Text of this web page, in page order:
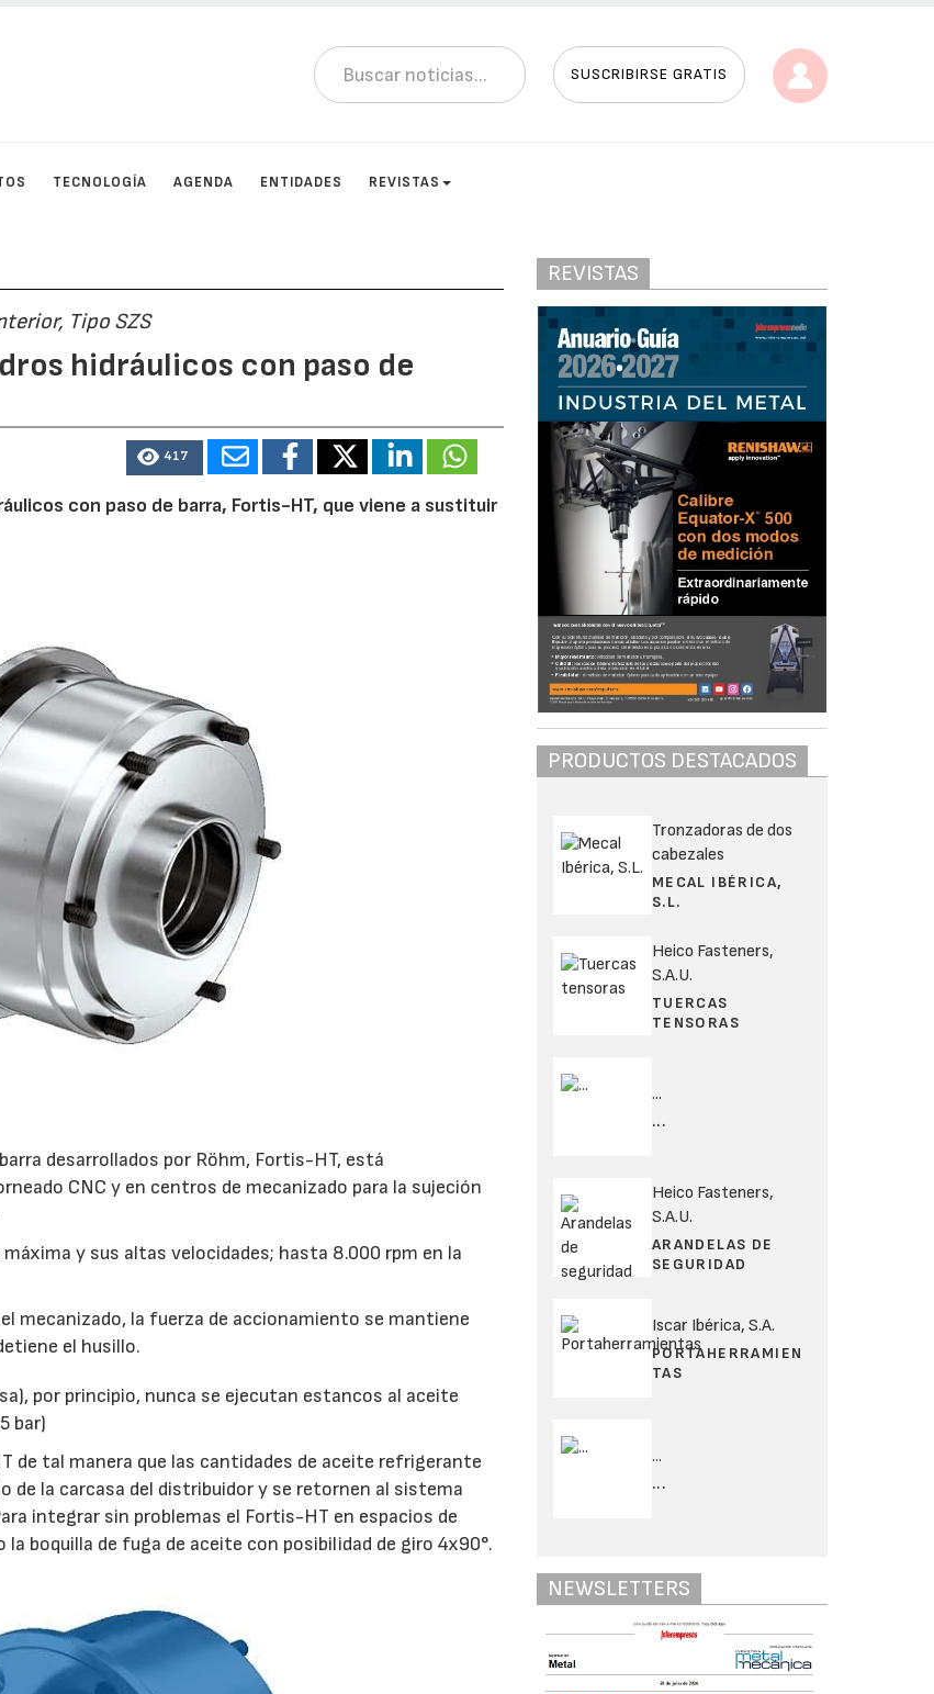
SUSCRIBIRSE GRATIS
TECNOLOGÍA AGENDA ENTIDADES REVISTAS
Tipo SZS
hidráulicos con paso de
417
con paso de barra, Fortis-HT, que viene a sustituir
desarrollados por Röhm, Fortis-HT, está
CNC y en centros de mecanizado para la sujeción
y sus altas velocidades; hasta 8.000 rpm en la
mecanizado, la fuerza de accionamiento se mantiene
el husillo.
por principio, nunca se ejecutan estancos al aceite
bar)
de tal manera que las cantidades de aceite refrigerante
de la carcasa del distribuidor y se retornen al sistema
integrar sin problemas el Fortis-HT en espacios de
boquilla de fuga de aceite con posibilidad de giro 4x90°.
REVISTAS
PRODUCTOS DESTACADOS
Tronzadoras de dos
cabezales
MECAL IBÉRICA,
S.L.
Heico Fasteners,
S.A.U.
TUERCAS
TENSORAS
...
...
Heico Fasteners,
S.A.U.
ARANDELAS DE
SEGURIDAD
Iscar Ibérica, S.A.
PORTAHERRAMIEN
TAS
...
...
NEWSLETTERS